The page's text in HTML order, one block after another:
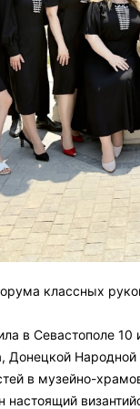
классных
в Севастополе
Донецкой
в музейно-
настоящий